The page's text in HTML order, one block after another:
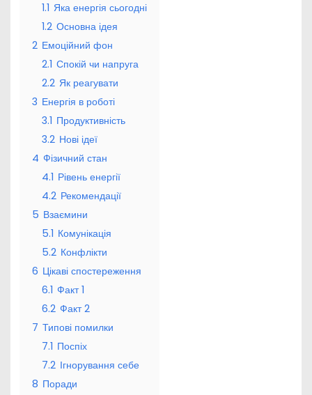
1.1 Яка енергія сьогодні
1.2 Основна ідея
2 Емоційний фон
2.1 Спокій чи напруга
2.2 Як реагувати
3 Енергія в роботі
3.1 Продуктивність
3.2 Нові ідеї
4 Фізичний стан
4.1 Рівень енергії
4.2 Рекомендації
5 Взаємини
5.1 Комунікація
5.2 Конфлікти
6 Цікаві спостереження
6.1 Факт 1
6.2 Факт 2
7 Типові помилки
7.1 Поспіх
7.2 Ігнорування себе
8 Поради